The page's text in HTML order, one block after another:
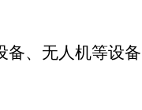
、无人机等设